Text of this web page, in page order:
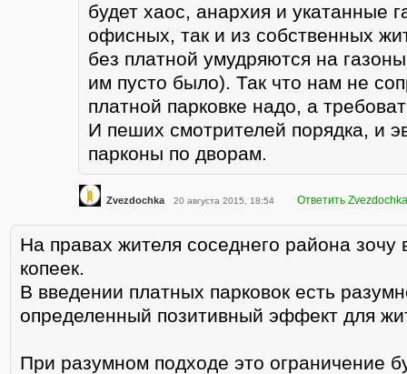
будет хаос, анархия и укатанные
офисных, так и из собственных
без платной умудряются на
им пусто было). Так что нам не
платной парковке надо, а
И пеших смотрителей порядка, и
парконы по дворам.
Zvezdochka 20 августа 2015, 18:54 Ответить Zvezdochka
На правах жителя соседнего района зочу
копеек.
В введении платных парковок есть
определенный позитивный эффект для
При разумном подходе это ограничение